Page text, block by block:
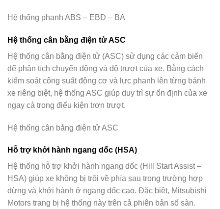
Hệ thống phanh ABS – EBD – BA
Hệ thống cân bằng điện tử ASC
Hệ thống cân bằng điện tử (ASC) sử dụng các cảm biến
để phân tích chuyển động và độ trượt của xe. Bằng cách
kiểm soát công suất động cơ và lực phanh lên từng bánh
xe riêng biệt, hệ thống ASC giúp duy trì sự ổn định của xe
ngay cả trong điểu kiện trơn trượt.
Hệ thống cân bằng điện tử ASC
Hỗ trợ khởi hành ngang dốc (HSA)
Hệ thống hỗ trợ khởi hành ngang dốc (Hill Start Assist –
HSA) giúp xe không bị trôi về phía sau trong trường hợp
dừng và khởi hành ở ngang dốc cao. Đặc biệt, Mitsubishi
Motors trang bị hệ thống này trên cả phiên bản số sàn.